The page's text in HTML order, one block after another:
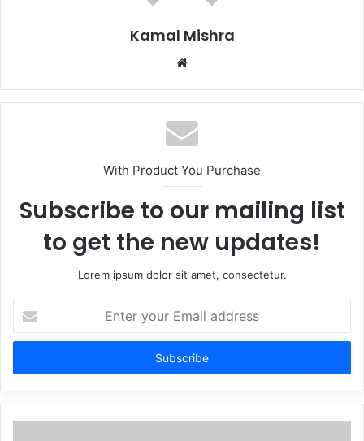
Kamal Mishra
Website
With Product You Purchase
Subscribe to our mailing list
to get the new updates!
Lorem ipsum dolor sit amet, consectetur.
your
Email